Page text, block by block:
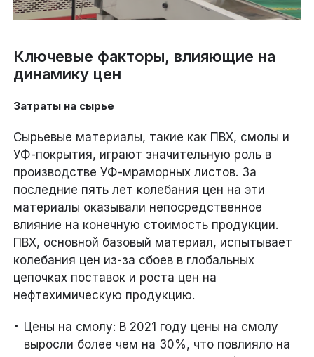
Ключевые факторы, влияющие на
динамику цен
Затраты на сырье
Сырьевые материалы, такие как ПВХ, смолы и
УФ-покрытия, играют значительную роль в
производстве УФ-мраморных листов. За
последние пять лет колебания цен на эти
материалы оказывали непосредственное
влияние на конечную стоимость продукции.
ПВХ, основной базовый материал, испытывает
колебания цен из-за сбоев в глобальных
цепочках поставок и роста цен на
нефтехимическую продукцию.
Цены на смолу: В 2021 году цены на смолу
выросли более чем на 30%, что повлияло на